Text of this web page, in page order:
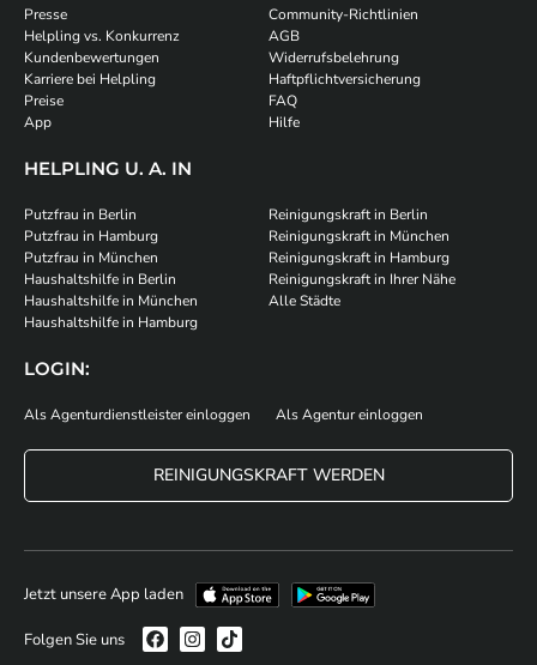
Presse
Helpling vs. Konkurrenz
Kundenbewertungen
Karriere bei Helpling
Preise
App
Community-Richtlinien
AGB
Widerrufsbelehrung
Haftpflichtversicherung
FAQ
Hilfe
HELPLING U. A. IN
Putzfrau in Berlin
Putzfrau in Hamburg
Putzfrau in München
Haushaltshilfe in Berlin
Haushaltshilfe in München
Haushaltshilfe in Hamburg
Reinigungskraft in Berlin
Reinigungskraft in München
Reinigungskraft in Hamburg
Reinigungskraft in Ihrer Nähe
Alle Städte
LOGIN:
Als Agenturdienstleister einloggen Als Agentur einloggen
REINIGUNGSKRAFT WERDEN
Jetzt unsere App laden
Folgen Sie uns